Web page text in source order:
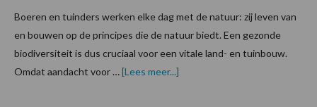
Boeren en tuinders werken elke dag met de natuur: zij leven van
en bouwen op de principes die de natuur biedt. Een gezonde
biodiversiteit is dus cruciaal voor een vitale land- en tuinbouw.
Omdat aandacht voor …[Lees meer...]